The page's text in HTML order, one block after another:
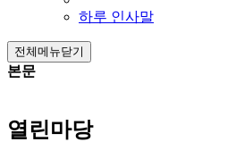
하루 인사말
전체메뉴닫기
본문
열린마당